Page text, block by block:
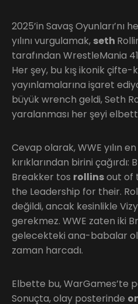
2025’in Savaş Oyunları’nı
yılını vurgulamak, seth
tarafından WrestleMania
Her şey, bu kış ikonik çifte-
yayınlamalarına işaret
büyük wrench geldi, Seth
yaralanması her şeyi
Cevap olarak, WWE yılın
kırıklarından birini
Breakker tos rollinsout of
the Leadership for their.
değildi, ancak kesinlikle
gerekmez. WWE zaten iki
gelecekteki ana-babalar
zaman harcadı.
Elbette bu, WarGames’te
Sonuçta, olay posterinde